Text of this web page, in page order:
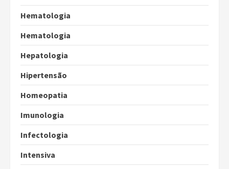
Hematologia
Hematologia
Hepatologia
Hipertensão
Homeopatia
Imunologia
Infectologia
Intensiva